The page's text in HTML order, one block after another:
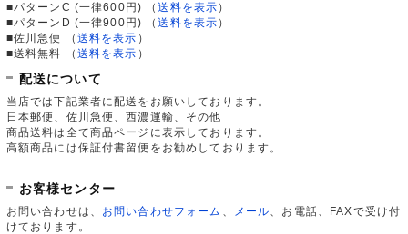
■パターンC (一律600円)
（送料を表示 ）
■パターンD (一律900円)
（送料を表示 ）
■佐川急便
（ 送料を表示 ）
■送料無料
（ 送料を表示 ）
配送について
当店では下記業者に配送をお願いしております。
日本郵便、佐川急便、西濃運輸、その他
商品送料は全て商品ページに表示しております。
高額商品には保証付書留便をお勧めしております。
お客様センター
お問い合わせは、 お問い合わせフォーム メール 、お電話、FAXで受け付
けております。